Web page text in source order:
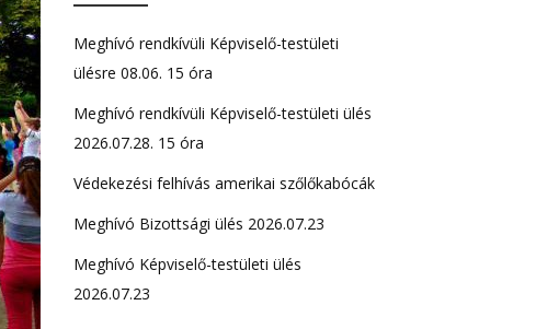
Meghívó rendkívüli Képviselő-testületi
ülésre 08.06. 15 óra
Meghívó rendkívüli Képviselő-testületi ülés
2026.07.28. 15 óra
Védekezési felhívás amerikai szőlőkabócák
Meghívó Bizottsági ülés 2026.07.23
Meghívó Képviselő-testületi ülés
2026.07.23